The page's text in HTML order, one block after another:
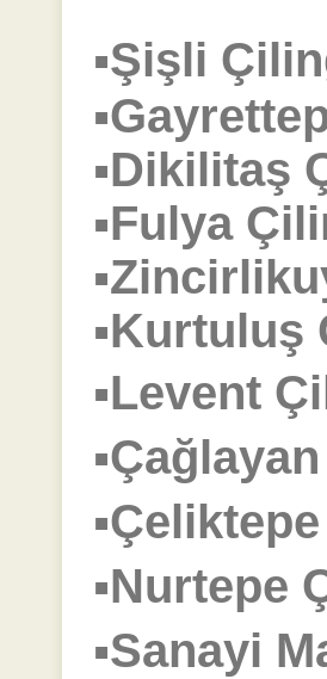
▪Şişli
▪Dikilitaş
▪Fulya
▪Levent
▪Sanayi